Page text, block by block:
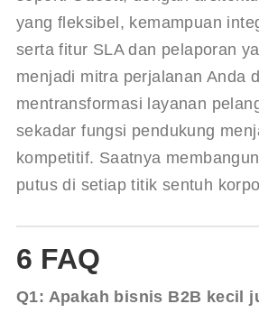
yang fleksibel, kemampuan
serta fitur SLA dan pelaporan
menjadi mitra perjalanan Anda
mentransformasi layanan
sekadar fungsi pendukung
kompetitif. Saatnya
putus di setiap titik sentuh
6 FAQ
Q1: Apakah bisnis B2B kecil